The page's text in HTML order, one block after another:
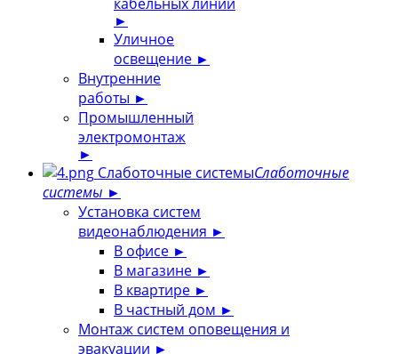
►
Уличное
освещение ►
Внутренние
работы ►
Промышленный
электромонтаж
►
Слаботочные системыСлаботочные
системы ►
Установка систем
видеонаблюдения ►
В офисе ►
В магазине ►
В квартире ►
В частный дом ►
Монтаж систем оповещения и
эвакуации ►